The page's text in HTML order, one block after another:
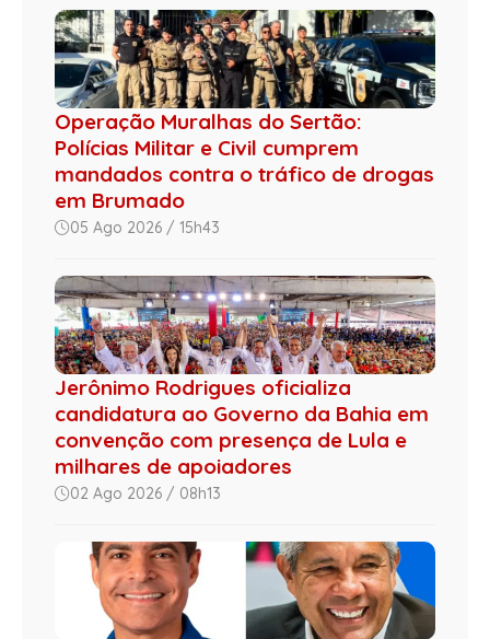
Operação Muralhas do Sertão:
Polícias Militar e Civil cumprem
mandados contra o tráfico de drogas
em Brumado
05 Ago 2026 / 15h43
Jerônimo Rodrigues oficializa
candidatura ao Governo da Bahia em
convenção com presença de Lula e
milhares de apoiadores
02 Ago 2026 / 08h13